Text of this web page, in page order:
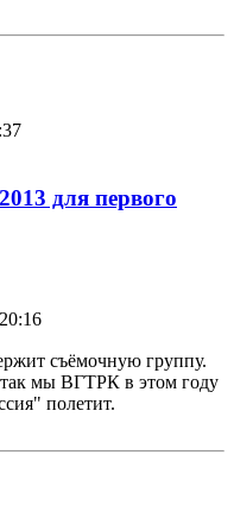
для первого
съёмочную группу.
так мы ВГТРК в этом году
полетит.